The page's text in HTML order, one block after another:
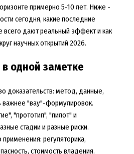
примерно 5-10 лет. Ниже -
сегодня, какие последние
всего дают реальный эффект и как
научных открытий 2026.
одной заметке
доказательств: метод, данные,
важнее "вау"-формулировок.
"прототип", "пилот" и
стадии и разные риски.
регуляторика,
стоимость владения.